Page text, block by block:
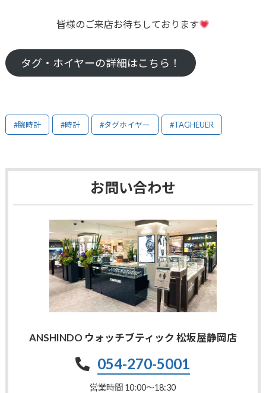
皆様のご来店お待ちしております
タグ・ホイヤーの詳細はこちら！
#腕時計 #時計 #タグホイヤー #TAGHEUER
お問い合わせ
ANSHINDO ウォッチブティック 松坂屋静岡店
054-270-5001
営業時間 10:00〜18:30